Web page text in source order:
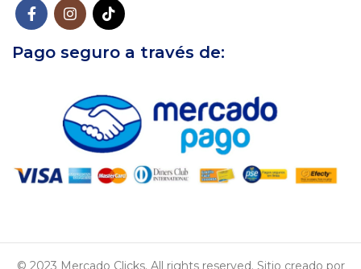
Pago seguro a través de:
© 2023 Mercado Clicks. All rights reserved. Sitio creado por